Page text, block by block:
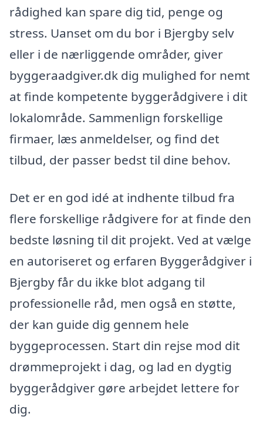
rådighed kan spare dig tid, penge og
stress. Uanset om du bor i Bjergby selv
eller i de nærliggende områder, giver
byggeraadgiver.dk dig mulighed for nemt
at finde kompetente byggerådgivere i dit
lokalområde. Sammenlign forskellige
firmaer, læs anmeldelser, og find det
tilbud, der passer bedst til dine behov.
Det er en god idé at indhente tilbud fra
flere forskellige rådgivere for at finde den
bedste løsning til dit projekt. Ved at vælge
en autoriseret og erfaren Byggerådgiver i
Bjergby får du ikke blot adgang til
professionelle råd, men også en støtte,
der kan guide dig gennem hele
byggeprocessen. Start din rejse mod dit
drømmeprojekt i dag, og lad en dygtig
byggerådgiver gøre arbejdet lettere for
dig.